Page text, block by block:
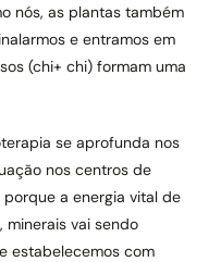
nós, as plantas também
e entramos em
(chi+ chi) formam uma
se aprofunda nos
nos centros de
a energia vital de
minerais vai sendo
estabelecemos com